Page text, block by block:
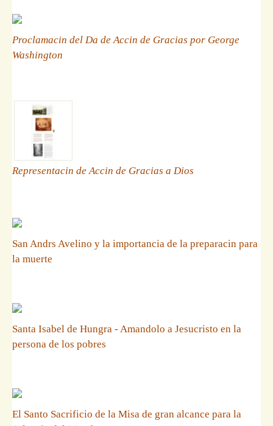
Proclamacin del Da de Accin de Gracias por George
Washington
Representacin de Accin de Gracias a Dios
San Andrs Avelino y la importancia de la preparacin para
la muerte
Santa Isabel de Hungra - Amandolo a Jesucristo en la
persona de los pobres
El Santo Sacrificio de la Misa de gran alcance para la